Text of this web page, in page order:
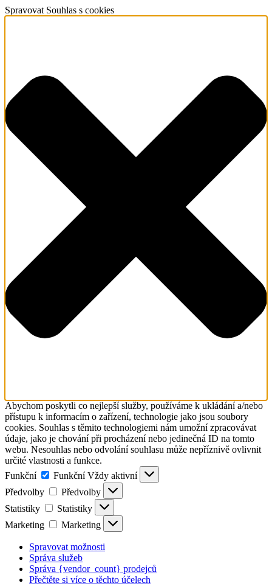
Spravovat Souhlas s cookies
Abychom poskytli co nejlepší služby, používáme k ukládání a/nebo
přístupu k informacím o zařízení, technologie jako jsou soubory
cookies. Souhlas s těmito technologiemi nám umožní zpracovávat
údaje, jako je chování při procházení nebo jedinečná ID na tomto
webu. Nesouhlas nebo odvolání souhlasu může nepříznivě ovlivnit
určité vlastnosti a funkce.
Funkční
Funkční Vždy aktivní
Předvolby
Předvolby
Statistiky
Statistiky
Marketing
Marketing
Spravovat možnosti
Správa služeb
Správa {vendor_count} prodejců
Přečtěte si více o těchto účelech